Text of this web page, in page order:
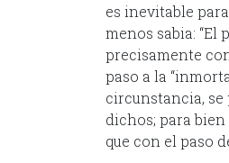
es inevitable
menos sabia: “El
precisamente
paso a la
circunstancia,
dichos; para
que con el paso